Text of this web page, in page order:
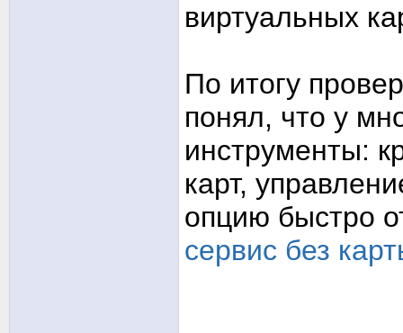
виртуальных
По итогу
понял, что у
инструменты:
карт,
опцию быстро
сервис без